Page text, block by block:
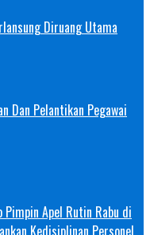
Diruang Utama
Dan Pelantikan Pegawai
Pimpin Apel Rutin Rabu di